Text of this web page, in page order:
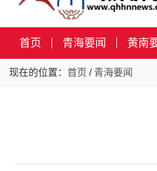
首页 青海要闻 黄南
现在的位置： 首页 / 青海要闻